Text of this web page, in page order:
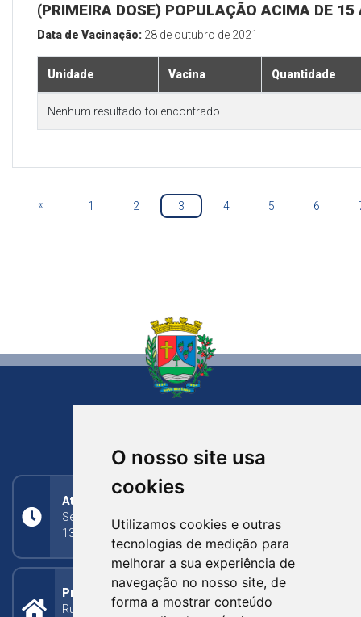
O nosso site usa
cookies
Utilizamos cookies e outras
tecnologias de medição para
melhorar a sua experiência de
navegação no nosso site, de
forma a mostrar conteúdo
(PRIMEIRA DOSE) POPULAÇÃO ACIMA DE 15
Data de Vacinação: 28 de outubro de 2021
Unidade Vacina Quantidade
Nenhum resultado foi encontrado.
« 1 2 3 4 5 6
Atendimento
Segunda a Sexta: 8h às 11h30min (manhã);
13h30min às 17h (tarde)
Prefeitura Municipal
Rua Silva Jardim, 505 - Bairro Centro - CEP: 95340-